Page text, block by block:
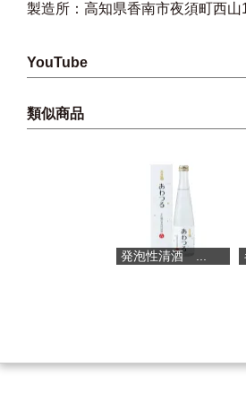
製造所：高知県香南市夜須町西山
YouTube
類似商品
発泡性清酒 ... キャラメルマ